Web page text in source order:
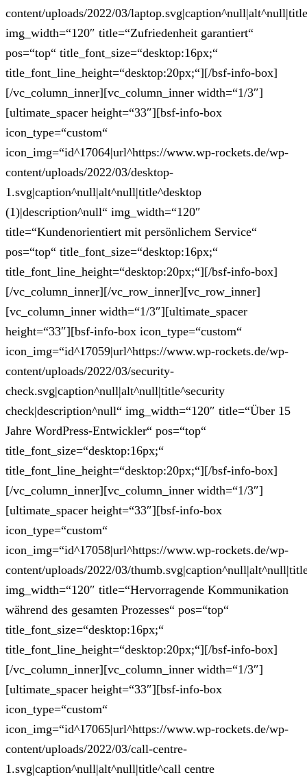
content/uploads/2022/03/
img_width=“120″ title=“Zufriedenheit garantiert“
pos=“top“ title_font_size=“desktop:16px;“
title_font_line_height=“desktop:20px;“][/bsf-info-box]
[/vc_column_inner][vc_column_inner width=“1/3″]
[ultimate_spacer height=“33″][bsf-info-box
icon_type=“custom“
icon_img=“id^17064|url^https://www.wp-rockets.de/wp-
content/uploads/2022/03/desktop-
1.svg|caption^null|alt^null|title^desktop
(1)|description^null“ img_width=“120″
title=“Kundenorientiert mit persönlichem Service“
pos=“top“ title_font_size=“desktop:16px;“
title_font_line_height=“desktop:20px;“][/bsf-info-box]
[/vc_column_inner][/vc_row_inner][vc_row_inner]
[vc_column_inner width=“1/3″][ultimate_spacer
height=“33″][bsf-info-box icon_type=“custom“
icon_img=“id^17059|url^https://www.wp-rockets.de/wp-
content/uploads/2022/03/security-
check.svg|caption^null|alt^null|title^security
check|description^null“ img_width=“120″ title=“Über 15
Jahre WordPress-Entwickler“ pos=“top“
title_font_size=“desktop:16px;“
title_font_line_height=“desktop:20px;“][/bsf-info-box]
[/vc_column_inner][vc_column_inner width=“1/3″]
[ultimate_spacer height=“33″][bsf-info-box
icon_type=“custom“
icon_img=“id^17058|url^https://www.wp-rockets.de/wp-
content/uploads/2022/03/
img_width=“120″ title=“Hervorragende Kommunikation
während des gesamten Prozesses“ pos=“top“
title_font_size=“desktop:16px;“
title_font_line_height=“desktop:20px;“][/bsf-info-box]
[/vc_column_inner][vc_column_inner width=“1/3″]
[ultimate_spacer height=“33″][bsf-info-box
icon_type=“custom“
icon_img=“id^17065|url^https://www.wp-rockets.de/wp-
content/uploads/2022/03/call-centre-
1.svg|caption^null|alt^null|title^call centre